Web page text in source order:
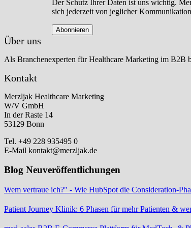
Der Schutz Ihrer Daten ist uns wichtig.
sich jederzeit von jeglicher
Über uns
Als Branchenexperten für Healthcare Marketing im B2B
Kontakt
Merzljak Healthcare Marketing
W/V GmbH
In der Raste 14
53129 Bonn
Tel. +49 228 935495 0
E-Mail kontakt@merzljak.de
Blog Neuveröffentlichungen
Wem vertraue ich?" - Wie HubSpot die Consideration-
Patient Journey Klinik: 6 Phasen für mehr Patienten &